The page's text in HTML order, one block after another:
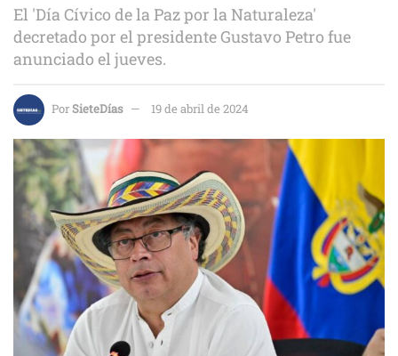
El 'Día Cívico de la Paz por la Naturaleza'
decretado por el presidente Gustavo Petro fue
anunciado el jueves.
PorSieteDías 19 de abril de 2024